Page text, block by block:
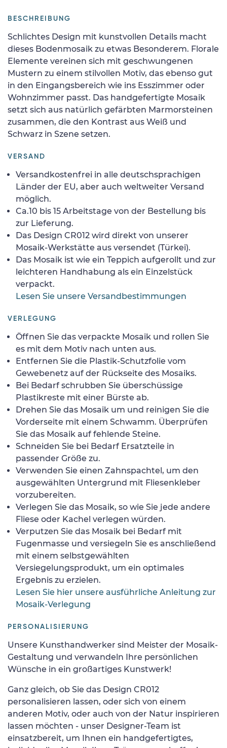
BESCHREIBUNG
Schlichtes Design mit kunstvollen Details macht
dieses Bodenmosaik zu etwas Besonderem. Florale
Elemente vereinen sich mit geschwungenen
Mustern zu einem stilvollen Motiv, das ebenso gut
in den Eingangsbereich wie ins Esszimmer oder
Wohnzimmer passt. Das handgefertigte Mosaik
setzt sich aus natürlich gefärbten Marmorsteinen
zusammen, die den Kontrast aus Weiß und
Schwarz in Szene setzen.
VERSAND
Versandkostenfrei in alle deutschsprachigen
Länder der EU, aber auch weltweiter Versand
möglich.
Ca.10 bis 15 Arbeitstage von der Bestellung bis
zur Lieferung.
Das Design CR012 wird direkt von unserer
Mosaik-Werkstätte aus versendet (Türkei).
Das Mosaik ist wie ein Teppich aufgerollt und zur
leichteren Handhabung als ein Einzelstück
verpackt.
Lesen Sie unsere Versandbestimmungen
VERLEGUNG
Öffnen Sie das verpackte Mosaik und rollen Sie
es mit dem Motiv nach unten aus.
Entfernen Sie die Plastik-Schutzfolie vom
Gewebenetz auf der Rückseite des Mosaiks.
Bei Bedarf schrubben Sie überschüssige
Plastikreste mit einer Bürste ab.
Drehen Sie das Mosaik um und reinigen Sie die
Vorderseite mit einem Schwamm. Überprüfen
Sie das Mosaik auf fehlende Steine.
Schneiden Sie bei Bedarf Ersatzteile in
passender Größe zu.
Verwenden Sie einen Zahnspachtel, um den
ausgewählten Untergrund mit Fliesenkleber
vorzubereiten.
Verlegen Sie das Mosaik, so wie Sie jede andere
Fliese oder Kachel verlegen würden.
Verputzen Sie das Mosaik bei Bedarf mit
Fugenmasse und versiegeln Sie es anschließend
mit einem selbstgewählten
Versiegelungsprodukt, um ein optimales
Ergebnis zu erzielen.
Lesen Sie hier unsere ausführliche Anleitung zur
Mosaik-Verlegung
PERSONALISIERUNG
Unsere Kunsthandwerker sind Meister der Mosaik-
Gestaltung und verwandeln Ihre persönlichen
Wünsche in ein großartiges Kunstwerk!
Ganz gleich, ob Sie das Design CR012
personalisieren lassen, oder sich von einem
anderen Motiv, oder auch von der Natur inspirieren
lassen möchten - unser Designer-Team ist
einsatzbereit, um Ihnen ein handgefertigtes,